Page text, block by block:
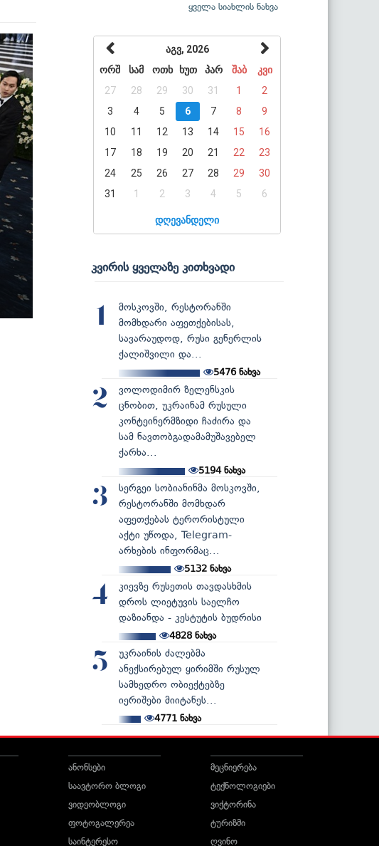
ყველა სიახლის ნახვა
აგვ, 2026
ორშ
სამ ოთხ ხუთ პარ შაბ
კვი
27
28 29 30 31 1
2
3
4 5 6 7 8
9
10
11 12 13 14 15
16
17
18 19 20 21 22
23
24
25 26 27 28 29
30
31
1 2 3 4 5 6
დღევანდელი
კვირის ყველაზე კითხვადი
1
მოსკოვში, რესტორანში
მომხდარი აფეთქებისას,
სავარაუდოდ, რუსი გენერლის
ქალიშვილი და...
5476ნახვა
2
ვოლოდიმირ ზელენსკის
ცნობით, უკრაინამ რუსული
კონტეინერმზიდი ჩაძირა და
სამ ნავთობგადამამუშავებელ
ქარხა...
5194ნახვა
3
სერგეი სობიანინმა მოსკოვში,
რესტორანში მომხდარ
აფეთქებას ტერორისტული
აქტი უწოდა, Telegram-
არხების ინფორმაც...
5132ნახვა
4
კიევზე რუსეთის თავდასხმის
დროს ლიეტუვის საელჩო
დაზიანდა - კესტუტის ბუდრისი
4828ნახვა
5
უკრაინის ძალებმა
ანექსირებულ ყირიმში რუსულ
სამხედრო ობიექტებზე
იერიშები მიიტანეს...
4771 ნახვა
ანონსები
საავტორო ბლოგი
ვიდეობლოგი
ფოტოგალერეა
საინტერესო
მეცნიერება
ტექნოლოგიები
ვიქტორინა
ტურიზმი
ღვინო